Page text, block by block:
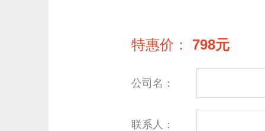
特惠价： 798元
公司名：
联系人：